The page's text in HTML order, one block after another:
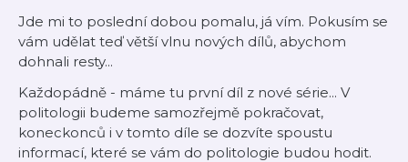
Jde mi to poslední dobou pomalu, já vím. Pokusím se
vám udělat teď větší vlnu nových dílů, abychom
dohnali resty...
Každopádně - máme tu první díl z nové série... V
politologii budeme samozřejmě pokračovat,
koneckonců i v tomto díle se dozvíte spoustu
informací, které se vám do politologie budou hodit.